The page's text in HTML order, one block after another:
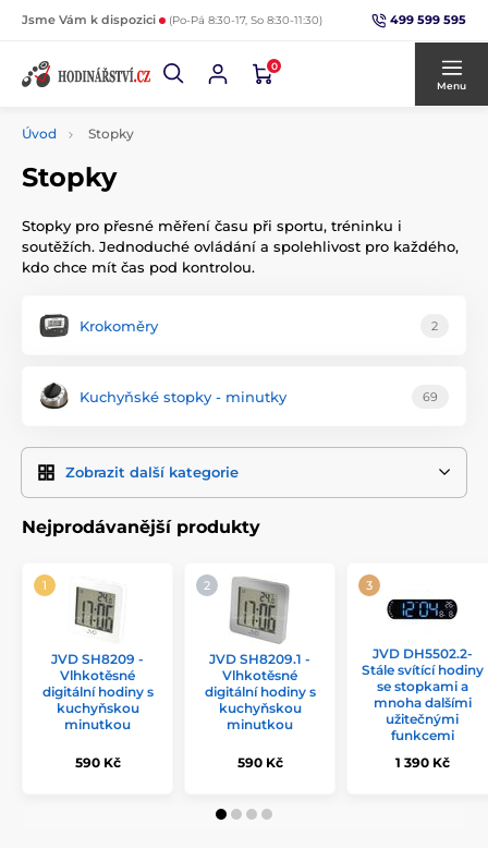
Jsme Vám k dispozici (Po-Pá 8:30-17, So 8:30-11:30) 499 599 595
0
Menu
Úvod Stopky
Stopky
Stopky pro přesné měření času při sportu, tréninku i
soutěžích. Jednoduché ovládání a spolehlivost pro každého,
kdo chce mít čas pod kontrolou.
Krokoměry 2
Kuchyňské stopky - minutky 69
Zobrazit další kategorie
Nejprodávanější produkty
JVD SH8209 -
Vlhkotěsné
digitální hodiny s
kuchyňskou
minutkou
590 Kč
JVD SH8209.1 -
Vlhkotěsné
digitální hodiny s
kuchyňskou
minutkou
590 Kč
JVD DH5502.2-
Stále svítící hodiny
se stopkami a
mnoha dalšími
užitečnými
funkcemi
1 390 Kč